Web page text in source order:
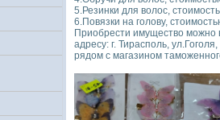
5.Резинки для волос,
6.Повязки на голову,
Приобрести имущество можно
адресу: г. Тирасполь,
рядом с магазином